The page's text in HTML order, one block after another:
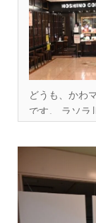
どうも、かわ
です。 ラソラ